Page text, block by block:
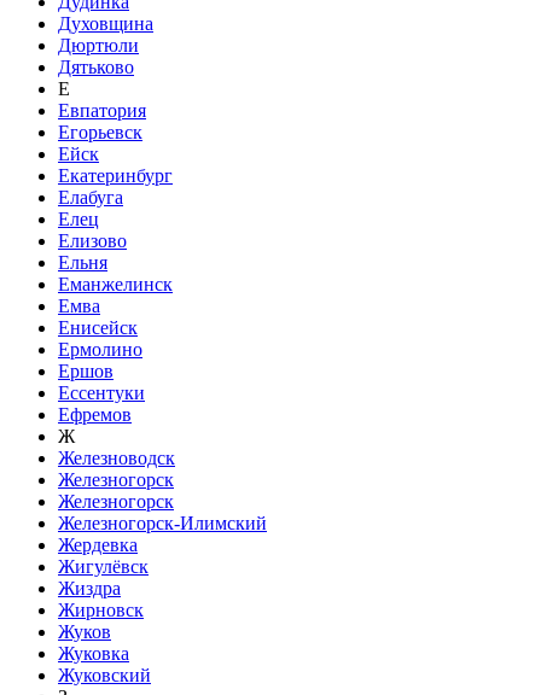
Духовщина
Дюртюли
Дятьково
Е
Евпатория
Егорьевск
Ейск
Екатеринбург
Елабуга
Елец
Елизово
Ельня
Еманжелинск
Емва
Енисейск
Ермолино
Ершов
Ессентуки
Ефремов
Ж
Железноводск
Железногорск
Железногорск
Железногорск-Илимский
Жердевка
Жигулёвск
Жиздра
Жирновск
Жуков
Жуковка
Жуковский